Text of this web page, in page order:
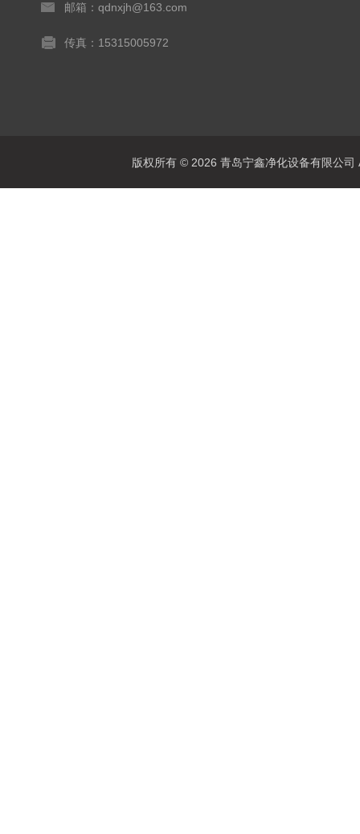
邮箱：qdnxjh@163.com
传真：15315005972
版权所有 © 2026 青岛宁鑫净化设备有限